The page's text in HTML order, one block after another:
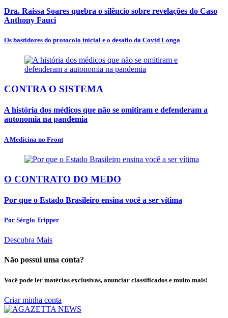
Dra. Raissa Soares quebra o silêncio sobre revelações do Caso
Anthony Fauci
Os bastidores do protocolo inicial e o desafio da Covid Longa
CONTRA O SISTEMA
A história dos médicos que não se omitiram e defenderam a
autonomia na pandemia
A Medicina no Front
O CONTRATO DO MEDO
Por que o Estado Brasileiro ensina você a ser vítima
Por Sérgio Tripper
Descubra Mais
Não possui uma conta?
Você pode ler matérias exclusivas, anunciar classificados e muito mais!
Criar minha conta